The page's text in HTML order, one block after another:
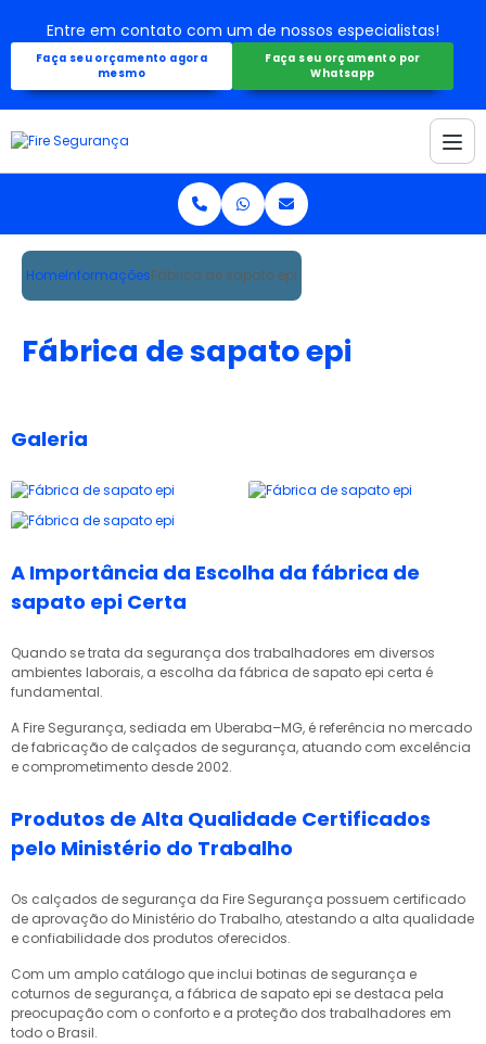
Entre em contato com um de nossos especialistas!
Faça seu orçamento agora
mesmo
Faça seu orçamento por
Whatsapp
HomeInformaçõesFábrica de sapato epi
Fábrica de sapato epi
Galeria
A Importância da Escolha da fábrica de
sapato epi Certa
Quando se trata da segurança dos trabalhadores em diversos
ambientes laborais, a escolha da fábrica de sapato epi certa é
fundamental.
A Fire Segurança, sediada em Uberaba–MG, é referência no mercado
de fabricação de calçados de segurança, atuando com excelência
e comprometimento desde 2002.
Produtos de Alta Qualidade Certificados
pelo Ministério do Trabalho
Os calçados de segurança da Fire Segurança possuem certificado
de aprovação do Ministério do Trabalho, atestando a alta qualidade
e confiabilidade dos produtos oferecidos.
Com um amplo catálogo que inclui botinas de segurança e
coturnos de segurança, a fábrica de sapato epi se destaca pela
preocupação com o conforto e a proteção dos trabalhadores em
todo o Brasil.